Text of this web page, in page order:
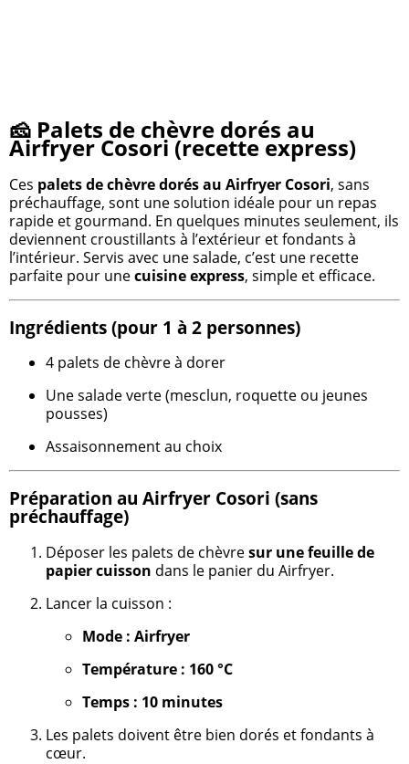
🧀 Palets de chèvre dorés au
Airfryer Cosori (recette express)
Ces palets de chèvre dorés au Airfryer Cosori, sans
préchauffage, sont une solution idéale pour un repas
rapide et gourmand. En quelques minutes seulement, ils
deviennent croustillants à l’extérieur et fondants à
l’intérieur. Servis avec une salade, c’est une recette
parfaite pour unecuisine express, simple et efficace.
Ingrédients (pour 1 à 2 personnes)
4 palets de chèvre à dorer
Une salade verte (mesclun, roquette ou jeunes
pousses)
Assaisonnement au choix
Préparation au Airfryer Cosori (sans
préchauffage)
Déposer les palets de chèvresur une feuille de
papier cuisson dans le panier du Airfryer.
Lancer la cuisson :
Mode : Airfryer
Température : 160 °C
Temps : 10 minutes
Les palets doivent être bien dorés et fondants à
cœur.